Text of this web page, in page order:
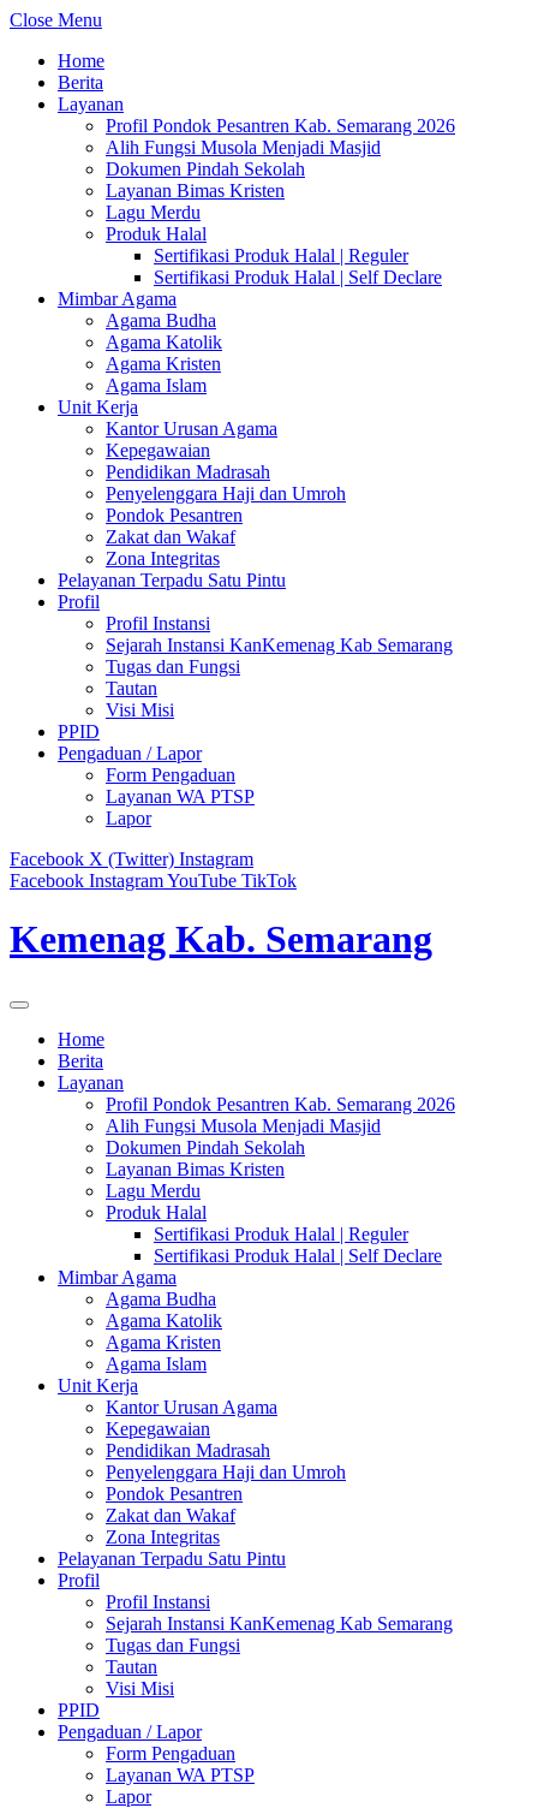
Close Menu
Home
Berita
Layanan
Profil Pondok Pesantren Kab. Semarang 2026
Alih Fungsi Musola Menjadi Masjid
Dokumen Pindah Sekolah
Layanan Bimas Kristen
Lagu Merdu
Produk Halal
Sertifikasi Produk Halal | Reguler
Sertifikasi Produk Halal | Self Declare
Mimbar Agama
Agama Budha
Agama Katolik
Agama Kristen
Agama Islam
Unit Kerja
Kantor Urusan Agama
Kepegawaian
Pendidikan Madrasah
Penyelenggara Haji dan Umroh
Pondok Pesantren
Zakat dan Wakaf
Zona Integritas
Pelayanan Terpadu Satu Pintu
Profil
Profil Instansi
Sejarah Instansi KanKemenag Kab Semarang
Tugas dan Fungsi
Tautan
Visi Misi
PPID
Pengaduan / Lapor
Form Pengaduan
Layanan WA PTSP
Lapor
Facebook X (Twitter) Instagram
Facebook InstagramYouTube TikTok
Kemenag Kab. Semarang
Home
Berita
Layanan
Profil Pondok Pesantren Kab. Semarang 2026
Alih Fungsi Musola Menjadi Masjid
Dokumen Pindah Sekolah
Layanan Bimas Kristen
Lagu Merdu
Produk Halal
Sertifikasi Produk Halal | Reguler
Sertifikasi Produk Halal | Self Declare
Mimbar Agama
Agama Budha
Agama Katolik
Agama Kristen
Agama Islam
Unit Kerja
Kantor Urusan Agama
Kepegawaian
Pendidikan Madrasah
Penyelenggara Haji dan Umroh
Pondok Pesantren
Zakat dan Wakaf
Zona Integritas
Pelayanan Terpadu Satu Pintu
Profil
Profil Instansi
Sejarah Instansi KanKemenag Kab Semarang
Tugas dan Fungsi
Tautan
Visi Misi
PPID
Pengaduan / Lapor
Form Pengaduan
Layanan WA PTSP
Lapor